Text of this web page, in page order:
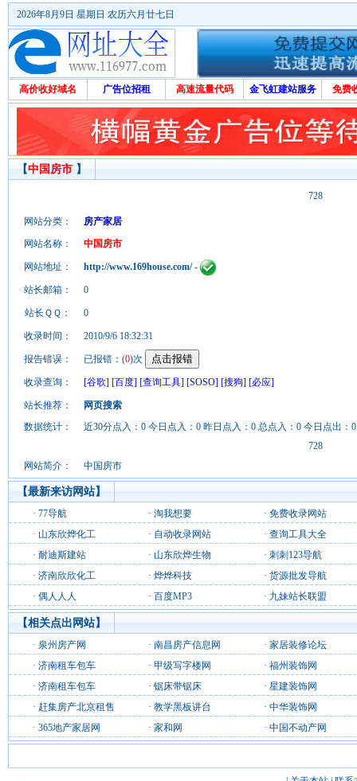
2026年8月9日 星期日 农历六月廿七日
高价收好域名 广告位招租 高速流量代码 金飞虹建站服务 免费
【中国房市 】
728
网站分类：
房产家居
网站名称：
中国房市
网站地址： http://www.169house.com/-
站长邮箱： 0
站长ＱＱ： 0
收录时间： 2010/9/6 18:32:31
报告错误： 已报错：(0)次
收录查询： [谷歌] [百度] [查询工具] [SOSO] [搜狗] [必应]
站长推荐：
网页搜索
数据统计：
近30分点入：0 今日点入：0 昨日点入：0 总点入：0 今日点出：
728
网站简介：
中国房市
【最新来访网站】
· 77导航 · 淘我想要 · 免费收录网站
· 山东欣烨化工 · 自动收录网站 · 查询工具大全
· 耐迪斯建站 · 山东欣烨生物 · 刺刺123导航
· 济南欣欣化工 · 烨烨科技 · 货源批发导航
· 偶人人人 · 百度MP3 · 九妹站长联盟
【相关点出网站】
· 泉州房产网 · 南昌房产信息网 · 家居装修论坛
· 济南租车包车 · 甲级写字楼网 · 福州装饰网
· 济南租车包车 · 锯床带锯床 · 星建装饰网
· 赶集房产北京租售 · 教学黑板讲台 · 中华装饰网
· 365地产家居网 · 家和网 · 中国不动产网